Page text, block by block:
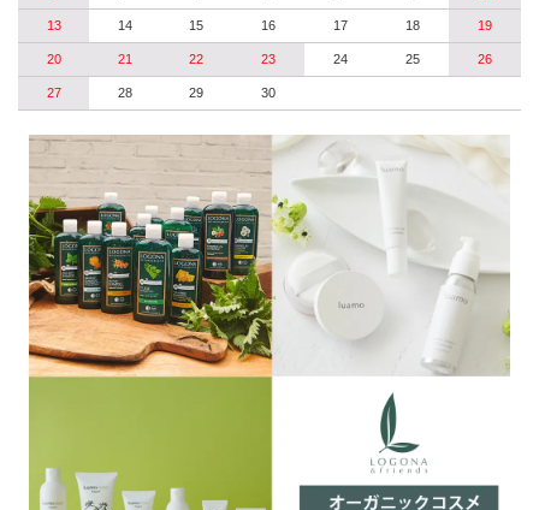
13 14 15 16 17 18 19
20 21 22 23 24 25 26
27 28 29 30